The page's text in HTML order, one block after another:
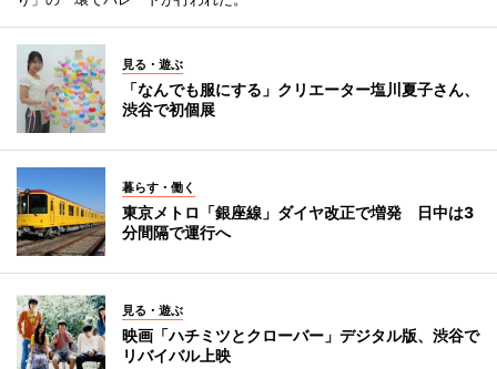
見る・遊ぶ
「なんでも服にする」クリエーター塩川夏子さん、
渋谷で初個展
暮らす・働く
東京メトロ「銀座線」ダイヤ改正で増発 日中は3
分間隔で運行へ
見る・遊ぶ
映画「ハチミツとクローバー」デジタル版、渋谷で
リバイバル上映